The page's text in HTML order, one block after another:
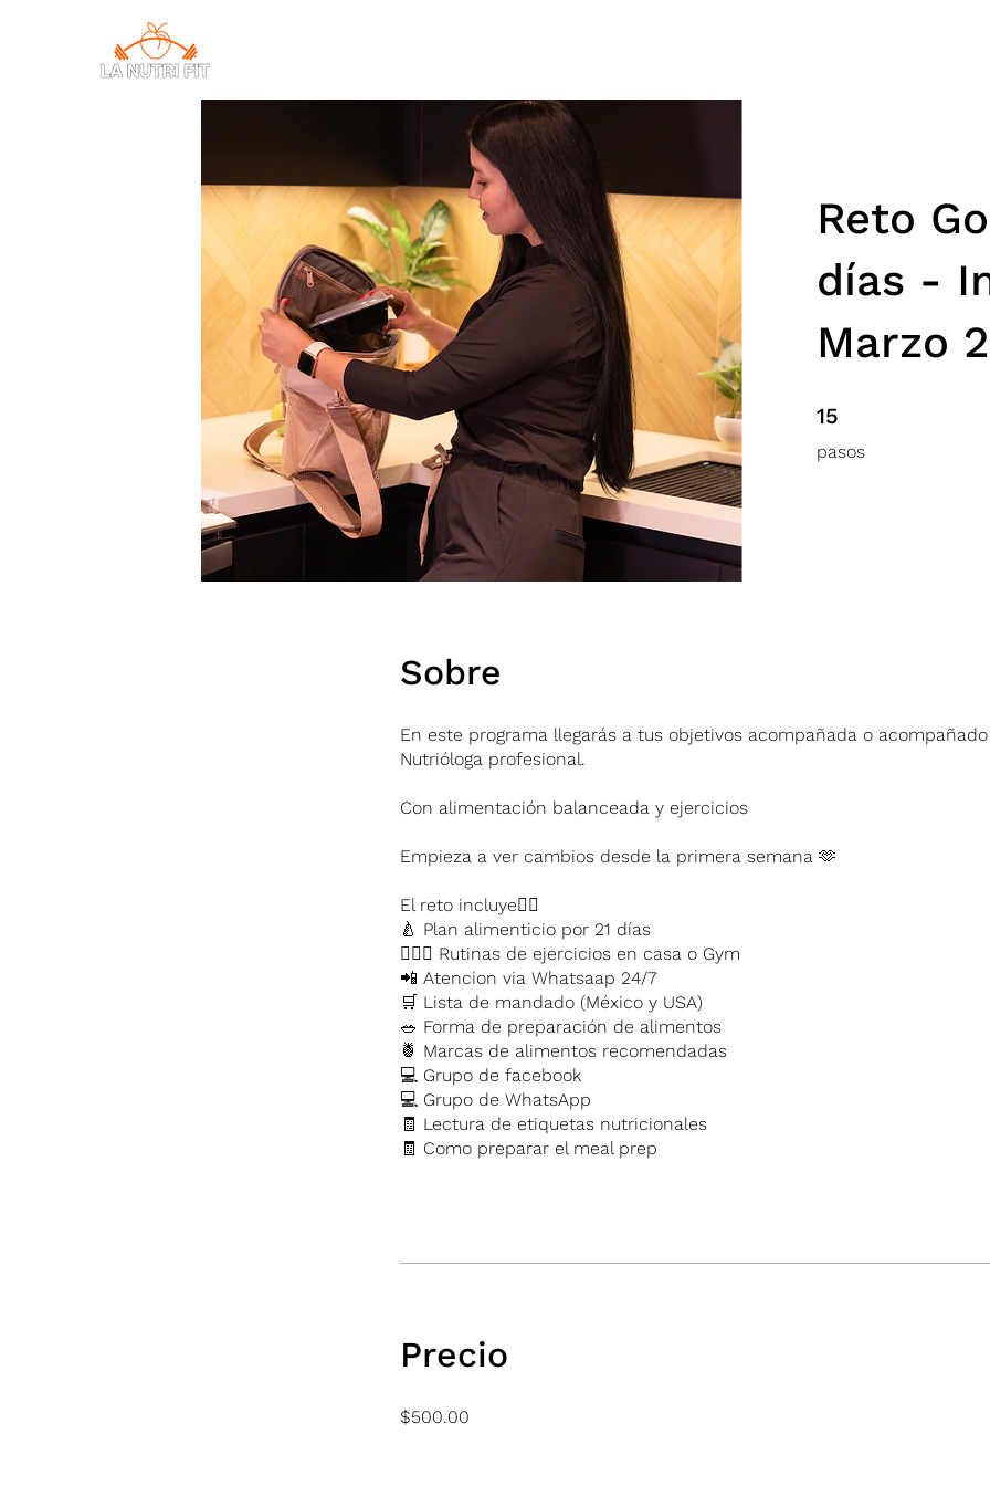
Reto
días -
Marzo
15
pasos
15 pasos
Sobre
En este programa llegarás a tus objetivos acompañada o
Nutrióloga profesional.
Con alimentación balanceada y ejercicios
Empieza a ver cambios desde la primera semana 🫶
El reto incluye👇🏻
🍐 Plan alimenticio por 21 días
🤸🏻‍♀️ Rutinas de ejercicios en casa o Gym
📲 Atencion via Whatsaap 24/7
🛒 Lista de mandado (México y USA)
🥗 Forma de preparación de alimentos
🍍 Marcas de alimentos recomendadas
💻 Grupo de facebook
💻 Grupo de WhatsApp
🧾 Lectura de etiquetas nutricionales
🧾 Como preparar el meal prep
Precio
$500.00